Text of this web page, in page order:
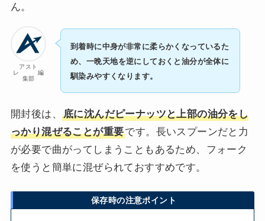
ん。
アスト
レ 編
集部
到着時に中身が非常に柔らかくなっているた
め、 一晩天地を逆にしておくと油分が全体に
馴染みやすくなります。
開封後は、
底に沈んだピーナッツと上部の油分をし
っかり混ぜることが重要です。長いスプーンだと力
が必要で曲がってしまうこともあるため、フォーク
を使うと簡単に混ぜられておすすめです。
保存時の注意ポイント